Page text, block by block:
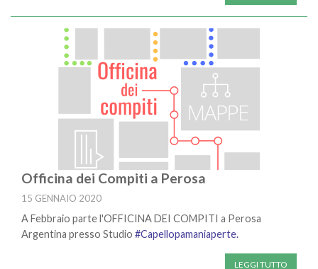
Officina dei Compiti a Perosa
15 GENNAIO 2020
A Febbraio parte l'OFFICINA DEI COMPITI a Perosa
Argentina presso Studio #Capellopamaniaperte.
LEGGI TUTTO